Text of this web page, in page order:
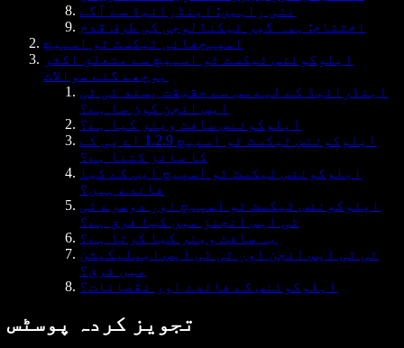
نئی راہیں: اینڈرائیڈ سے آگے
اختتام: ہمہ گیر ٹیکنالوجی کی طرف قدم
اسپیچفائی ٹیکسٹ ٹو اسپیچ
ایلوکوئنس ٹیکسٹ ٹو اسپیچ سے متعلق اکثر
پوچھے گئے سوالات
اینڈرائیڈ کے لیے سب سے حقیقت پسند ٹی ٹی
ایس انجن کون سا ہے؟
ایلوکوئنس سافٹ ویئر کیا ہے؟
ایلوکوئنس ٹیکسٹ ٹو اسپیچ 1.2.9 اے پی کے
کا سائز کتنا ہے؟
ایلوکوئنس ٹیکسٹ ٹو اسپیچ ایپ کے کیا
فائدے ہیں؟
ایلوکوئنس ٹیکسٹ ٹو اسپیچ اور دوسرے ٹی
ٹی ایس انجنز میں کیا فرق ہے؟
یہ سافٹ ویئر کیا کرتا ہے؟
ٹی ٹی ایس انجن اور ٹی ٹی ایس ایپلیکیشن
میں فرق؟
ایلوکوئنس کے فائدے اور نقصانات؟
تجویز کردہ پوسٹس